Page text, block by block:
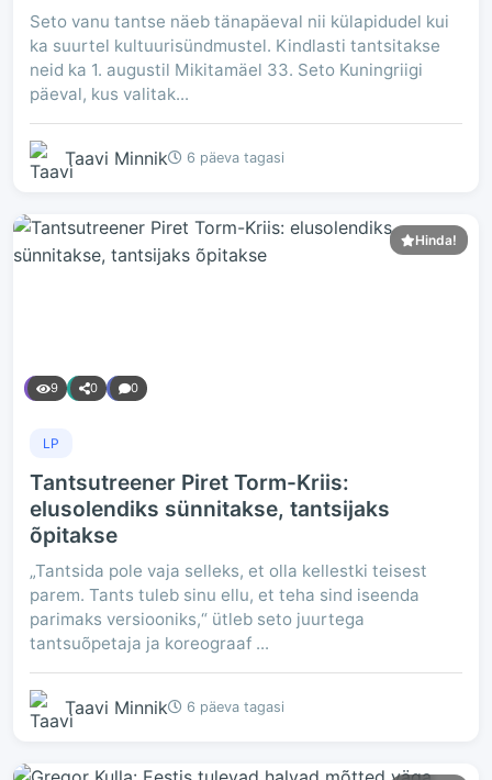
Seto vanu tantse näeb tänapäeval nii külapidudel kui
ka suurtel kultuurisündmustel. Kindlasti tantsitakse
neid ka 1. augustil Mikitamäel 33. Seto Kuningriigi
päeval, kus valitak...
Taavi Minnik 6 päeva tagasi
Hinda!
9 0 0
LP
Tantsutreener Piret Torm-Kriis:
elusolendiks sünnitakse, tantsijaks
õpitakse
„Tantsida pole vaja selleks, et olla kellestki teisest
parem. Tants tuleb sinu ellu, et teha sind iseenda
parimaks versiooniks,“ ütleb seto juurtega
tantsuõpetaja ja koreograaf ...
Taavi Minnik 6 päeva tagasi